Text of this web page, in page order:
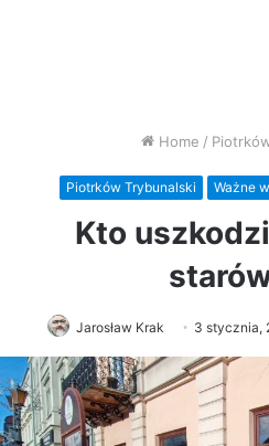
Home /
Piotrków Trybunalski Ważne
Kto
Jarosław Krak 3 stycznia,